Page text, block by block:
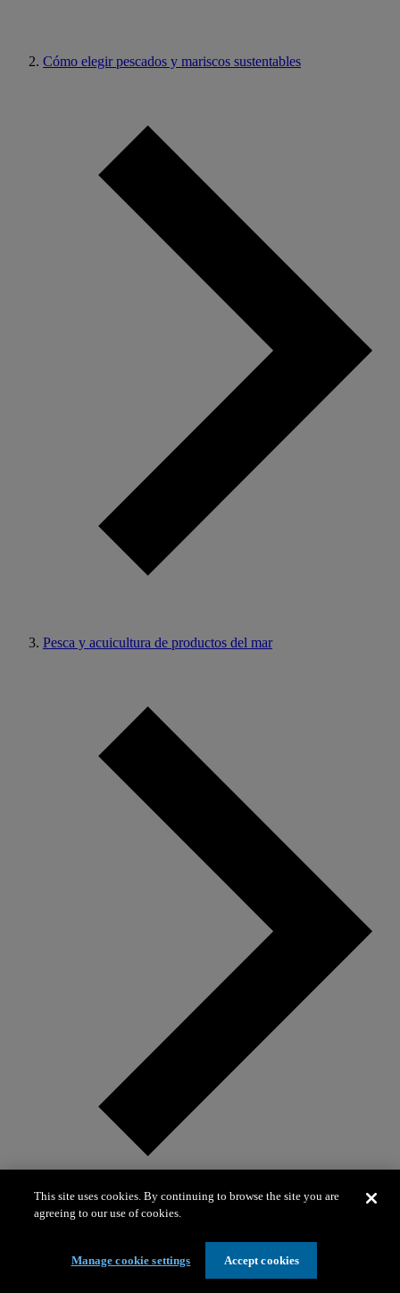
Cómo elegir pescados y mariscos sustentables
Pesca y acuicultura de productos del mar
Soluciones sustentables
Soluciones sustentables
This site uses cookies. By continuing to browse the site you are
agreeing to our use of cookies.
Manage cookie settings Accept cookies